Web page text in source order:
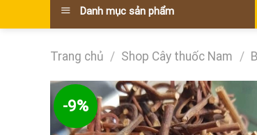
Danh mục sản phẩm
Trang chủ / Shop Cây thuốc Nam /
-9%